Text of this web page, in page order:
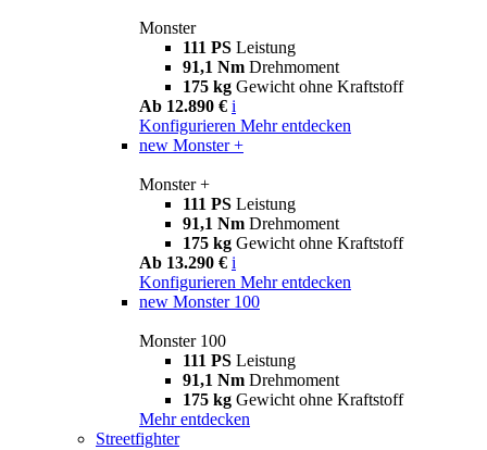
Monster
111 PS Leistung
91,1 Nm Drehmoment
175 kg Gewicht ohne Kraftstoff
Ab 12.890 € i
Konfigurieren Mehr entdecken
new Monster +
Monster +
111 PS Leistung
91,1 Nm Drehmoment
175 kg Gewicht ohne Kraftstoff
Ab 13.290 € i
Konfigurieren Mehr entdecken
new Monster 100
Monster 100
111 PS Leistung
91,1 Nm Drehmoment
175 kg Gewicht ohne Kraftstoff
Mehr entdecken
Streetfighter